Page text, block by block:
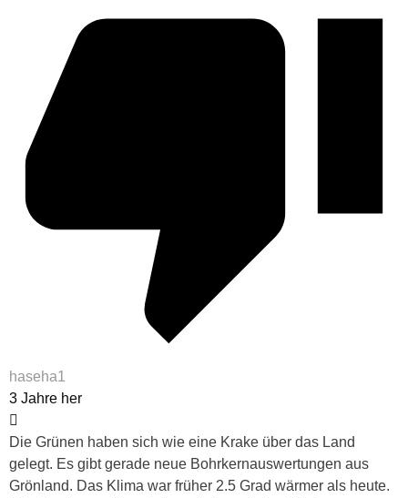
haseha1
3 Jahre her
Die Grünen haben sich wie eine Krake über das Land
gelegt. Es gibt gerade neue Bohrkernauswertungen aus
Grönland. Das Klima war früher 2.5 Grad wärmer als heute.